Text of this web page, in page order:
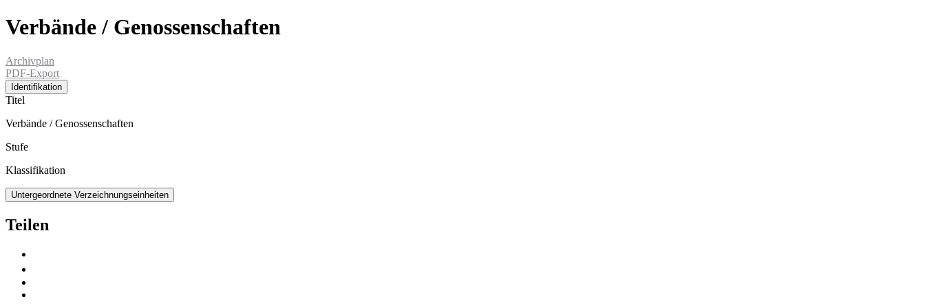
Verbände / Genossenschaften
Archivplan
PDF-Export
Identifikation
Titel
Verbände / Genossenschaften
Stufe
Klassifikation
Untergeordnete Verzeichnungseinheiten
Teilen